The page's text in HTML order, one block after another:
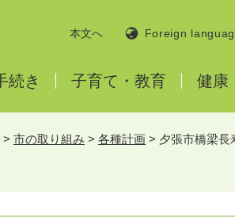
本文へ Foreign
続き 子育て・ 教育 健康
> 市の取り組み > 各種計画 > 夕張市橋梁長